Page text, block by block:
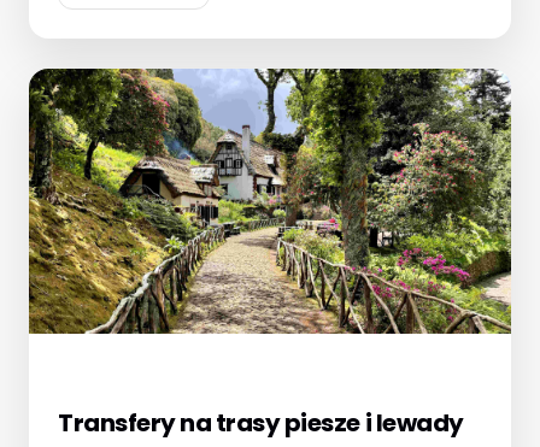
Transfery na trasy piesze i lewady